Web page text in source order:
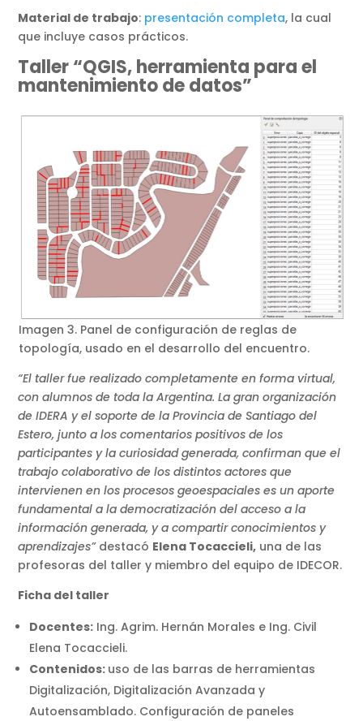
Material de trabajo: presentación completa, la cual
que incluye casos prácticos.
Taller “QGIS, herramienta para el
mantenimiento de datos”
Imagen 3. Panel de configuración de reglas de
topología, usado en el desarrollo del encuentro.
“El taller fue realizado completamente en forma virtual,
con alumnos de toda la Argentina. La gran organización
de IDERA y el soporte de la Provincia de Santiago del
Estero, junto a los comentarios positivos de los
participantes y la curiosidad generada, confirman que el
trabajo colaborativo de los distintos actores que
intervienen en los procesos geoespaciales es un aporte
fundamental a la democratización del acceso a la
información generada, y a compartir conocimientos y
aprendizajes” destacó Elena Tocaccieli, una de las
profesoras del taller y miembro del equipo de IDECOR.
Ficha del taller
Docentes: Ing. Agrim. Hernán Morales e Ing. Civil
Elena Tocaccieli.
Contenidos: uso de las barras de herramientas
Digitalización, Digitalización Avanzada y
Autoensamblado. Configuración de paneles